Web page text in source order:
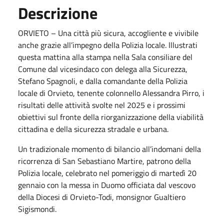
Descrizione
ORVIETO – Una città più sicura, accogliente e vivibile
anche grazie all’impegno della Polizia locale. lllustrati
questa mattina alla stampa nella Sala consiliare del
Comune dal vicesindaco con delega alla Sicurezza,
Stefano Spagnoli, e dalla comandante della Polizia
locale di Orvieto, tenente colonnello Alessandra Pirro, i
risultati delle attività svolte nel 2025 e i prossimi
obiettivi sul fronte della riorganizzazione della viabilità
cittadina e della sicurezza stradale e urbana.
Un tradizionale momento di bilancio all’indomani della
ricorrenza di San Sebastiano Martire, patrono della
Polizia locale, celebrato nel pomeriggio di martedì 20
gennaio con la messa in Duomo officiata dal vescovo
della Diocesi di Orvieto-Todi, monsignor Gualtiero
Sigismondi.